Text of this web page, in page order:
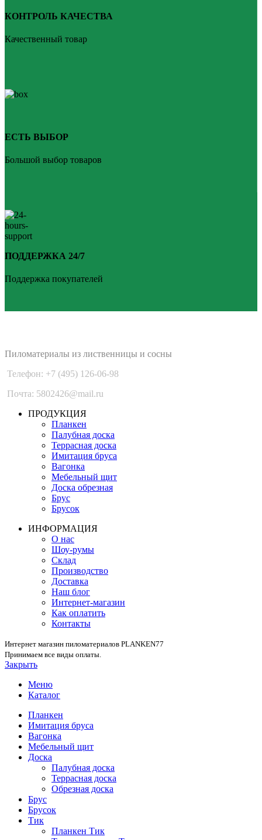
КОНТРОЛЬ КАЧЕСТВА
Качественный товар
ЕСТЬ ВЫБОР
Большой выбор товаров
ПОДДЕРЖКА 24/7
Поддержка покупателей
Пиломатериалы из лиственницы и сосны
Телефон: +7 (495) 126-06-98
Почта: 5802426@mail.ru
ПРОДУКЦИЯ
Планкен
Палубная доска
Террасная доска
Имитация бруса
Вагонка
Мебельный щит
Доска обрезная
Брус
Брусок
ИНФОРМАЦИЯ
О нас
Шоу-румы
Склад
Производство
Доставка
Наш блог
Интернет-магазин
Как оплатить
Контакты
Интернет магазин пиломатериалов PLANKEN77
Принимаем все виды оплаты.
Закрыть
Меню
Каталог
Планкен
Имитация бруса
Вагонка
Мебельный щит
Доска
Палубная доска
Террасная доска
Обрезная доска
Брус
Брусок
Тик
Планкен Тик